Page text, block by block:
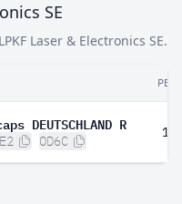
SE
Laser & Electronics SE.
DEUTSCHLAND R
OD6C